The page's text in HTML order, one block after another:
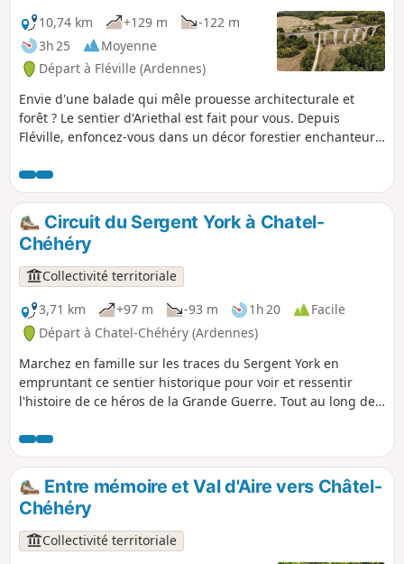
10,74 km
+129 m
-122 m
3h 25
Moyenne
Départ à Fléville (Ardennes)
Envie d'une balade qui mêle prouesse architecturale et
forêt ? Le sentier d'Ariethal est fait pour vous. Depuis
Fléville, enfoncez-vous dans un décor forestier enchanteur
dans son écrin de verdure, le Viaduc d'Ariethal. Ce parcours
vous invitera aussi à entrer dans la plantation mémorielle
dédiée à la Big Red One, hommage vivant et végétal qui lie
cette terre à l'histoire.
Circuit du Sergent York à Chatel-
Chéhéry
Collectivité territoriale
3,71 km
+97 m -93 m 1h 20
Facile
Départ à Chatel-Chéhéry (Ardennes)
Marchez en famille sur les traces du Sergent York en
empruntant ce sentier historique pour voir et ressentir
l'histoire de ce héros de la Grande Guerre. Tout au long de
irez de panneau d'informations en panneau d'informations
pour découvrir les principales positions où se sont déroulés
les actes héroïques de York qui sauvèrent le bataillon de
l'anéantissement et conduisirent au retrait allemand de la
Forêt d'Argonne.
Entre mémoire et Val d'Aire vers Châtel-
Chéhéry
Collectivité territoriale